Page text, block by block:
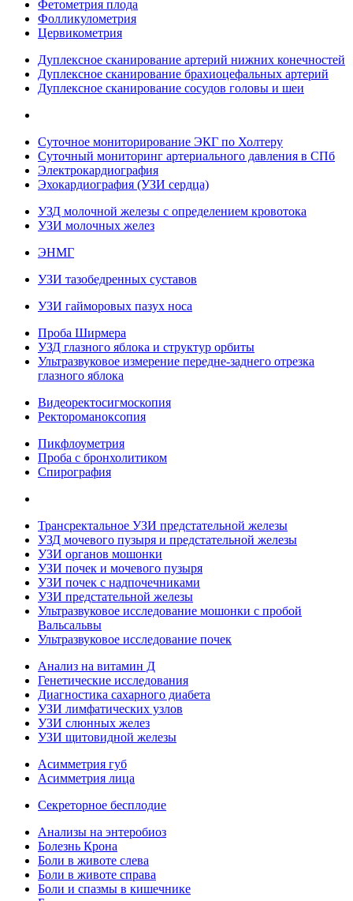
Фетометрия плода
Фолликулометрия
Цервикометрия
Дуплексное сканирование артерий нижних конечностей
Дуплексное сканирование брахиоцефальных артерий
Дуплексное сканирование сосудов головы и шеи
Суточное мониторирование ЭКГ по Холтеру
Суточный мониторинг артериального давления в СПб
Электрокардиография
Эхокардиография (УЗИ сердца)
УЗД молочной железы с определением кровотока
УЗИ молочных желез
ЭНМГ
УЗИ тазобедренных суставов
УЗИ гайморовых пазух носа
Проба Ширмера
УЗД глазного яблока и структур орбиты
Ультразвуковое измерение передне-заднего отрезка
глазного яблока
Видеоректосигмоскопия
Ректороманоксопия
Пикфлоуметрия
Проба с бронхолитиком
Спирография
Трансректальное УЗИ предстательной железы
УЗД мочевого пузыря и предстательной железы
УЗИ органов мошонки
УЗИ почек и мочевого пузыря
УЗИ почек с надпочечниками
УЗИ предстательной железы
Ультразвуковое исследование мошонки с пробой
Вальсальвы
Ультразвуковое исследование почек
Анализ на витамин Д
Генетические исследования
Диагностика сахарного диабета
УЗИ лимфатических узлов
УЗИ слюнных желез
УЗИ щитовидной железы
Асимметрия губ
Асимметрия лица
Секреторное бесплодие
Анализы на энтеробиоз
Болезнь Крона
Боли в животе слева
Боли в животе справа
Боли и спазмы в кишечнике